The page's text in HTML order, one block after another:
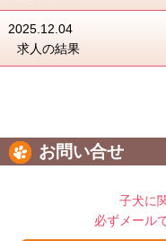
2025.12.04
求人の結果
お問い合せ
子犬に
必ずメール